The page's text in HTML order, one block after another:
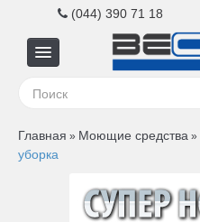
(044) 390 71 18
Для
бизнеса
Главная » Моющие средства »
уборка